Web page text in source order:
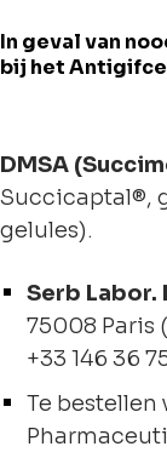
In geval van
bij het
DMSA
Succicaptal®,
gelules).
Serb Labor.
75008 Paris
+33 146 36
Te bestellen